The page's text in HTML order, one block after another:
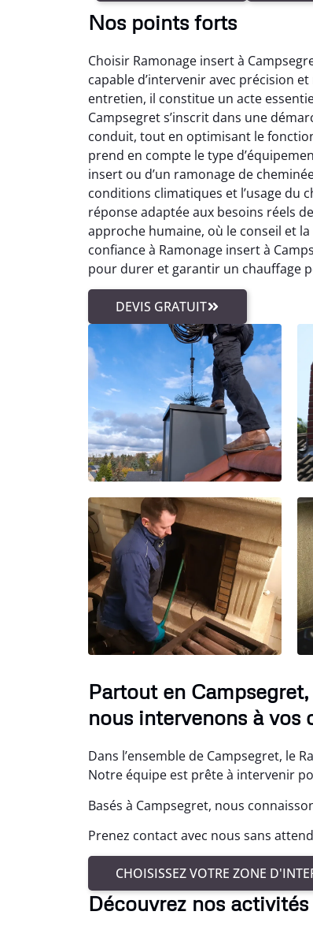
Nos points forts
Choisir Ramonage insert à
capable d’intervenir avec précision
entretien, il constitue un acte
Campsegret s’inscrit dans une
conduit, tout en optimisant le
prend en compte le type
insert ou d’un ramonage de
conditions climatiques et l’usage du
réponse adaptée aux besoins réels
approche humaine, où le conseil et
confiance à Ramonage insert à
pour durer et garantir un chauffage
DEVIS GRATUIT
Partout en
nous intervenons à vos
Dans l’ensemble de Campsegret, le
Notre équipe est prête à intervenir
Basés à Campsegret, nous
Prenez contact avec nous sans
CHOISISSEZ VOTRE ZONE
Découvrez nos